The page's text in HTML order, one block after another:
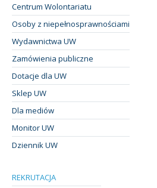
Centrum Wolontariatu
Osoby z niepełnosprawnościami
Wydawnictwa UW
Zamówienia publiczne
Dotacje dla UW
Sklep UW
Dla mediów
Monitor UW
Dziennik UW
REKRUTACJA